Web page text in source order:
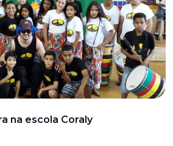
na escola Coraly